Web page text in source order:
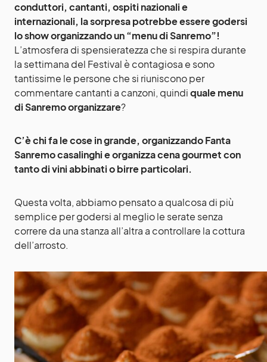
conduttori, cantanti, ospiti nazionali e
internazionali, la sorpresa potrebbe essere godersi
lo show organizzando un “menu di Sanremo”!
L’atmosfera di spensieratezza che si respira durante
la settimana del Festival è contagiosa e sono
tantissime le persone che si riuniscono per
commentare cantanti a canzoni, quindiquale menu
di Sanremo organizzare?
C’è chi fa le cose in grande, organizzando Fanta
Sanremo casalinghi e organizza cena gourmet con
tanto di vini abbinati o birre particolari.
Questa volta, abbiamo pensato a qualcosa di più
semplice per godersi al meglio le serate senza
correre da una stanza all’altra a controllare la cottura
dell’arrosto.